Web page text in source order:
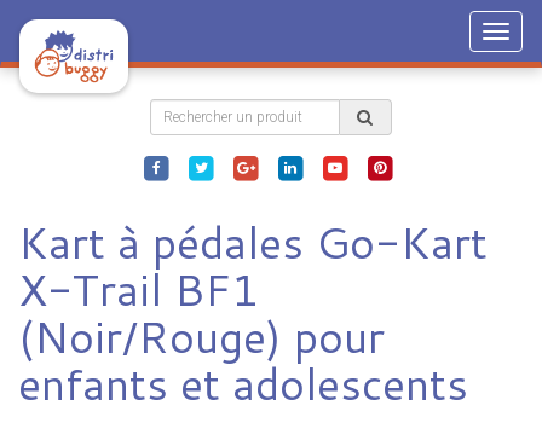
Kart à pédales Go-Kart
X-Trail BF1
(Noir/Rouge) pour
enfants et adolescents